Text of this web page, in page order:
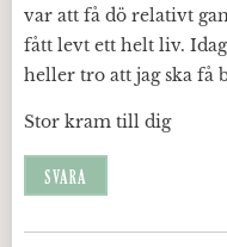
var att få dö relativt
fått levt ett helt liv.
heller tro att jag ska få
Stor kram till dig
SVARA